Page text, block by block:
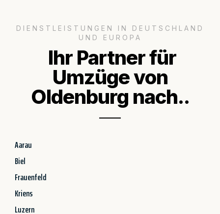
DIENSTLEISTUNGEN IN DEUTSCHLAND
UND EUROPA
Ihr Partner für
Umzüge von
Oldenburg nach..
Aarau
Biel
Frauenfeld
Kriens
Luzern